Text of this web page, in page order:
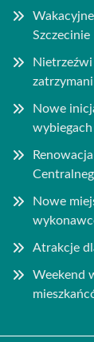
Szczecinie
Nowe
Nowe
Atrakcje
Weekend